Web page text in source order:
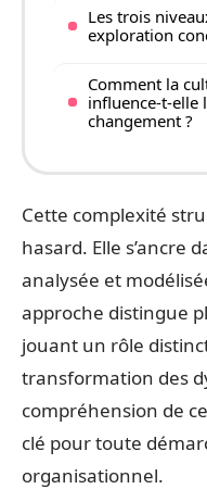
Les trois
exploration
Comment la
influence-t-elle
changement ?
Cette complexité
hasard. Elle s’ancre
analysée et
approche distingue
jouant un rôle
transformation des
compréhension de
clé pour toute
organisationnel.